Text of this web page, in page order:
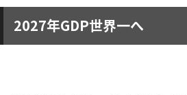
2027年GDP世界一へ